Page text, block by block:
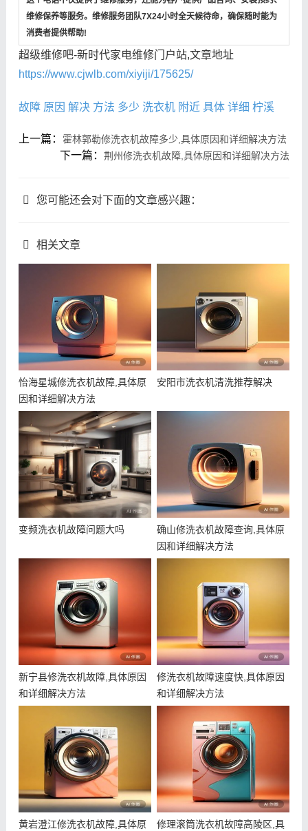
维修保养等服务。维修服务团队7X24小时全天候待命，确保随时能为
消费者提供帮助!
超级维修吧-新时代家电维修门户站,文章地址
https://www.cjwlb.com/xiyiji/175625/
故障 原因 解决 方法 多少 洗衣机 附近 具体 详细 柠溪
上一篇： 霍林郭勒修洗衣机故障多少,具体原因和详细解决方法
下一篇：荆州修洗衣机故障,具体原因和详细解决方法
您可能还会对下面的文章感兴趣：
相关文章
怡海星城修洗衣机故障,具体原
因和详细解决方法
安阳市洗衣机清洗推荐解决
变频洗衣机故障问题大吗
确山修洗衣机故障查询,具体原
因和详细解决方法
新宁县修洗衣机故障,具体原因
和详细解决方法
修洗衣机故障速度快,具体原因
和详细解决方法
黄岩澄江修洗衣机故障,具体原 修理滚筒洗衣机故障高陵区,具